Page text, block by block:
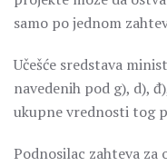
samo po jednom
Učešće sredstava
navedenih pod g), d),
ukupne vrednosti tog
Podnosilac zahteva za